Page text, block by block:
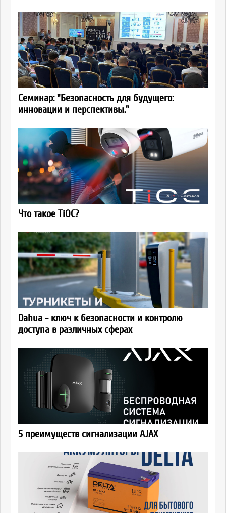
Семинар: "Безопасность для будущего:
инновации и перспективы."
Что такое TiOC?
Dahua - ключ к безопасности и контролю
доступа в различных сферах
5 преимуществ сигнализации AJAX